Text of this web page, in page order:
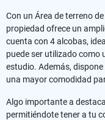
Con un Área de terreno
propiedad ofrece un
cuenta con 4 alcobas,
puede ser utilizado como
estudio. Además,
una mayor comodidad
Algo importante a
permitiéndote tener a tu